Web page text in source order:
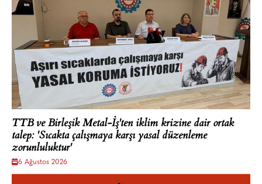
TTB ve Birleşik Metal-İş'ten iklim krizine dair ortak
talep: 'Sıcakta çalışmaya karşı yasal düzenleme
zorunluluktur'
6 Ağustos 2026